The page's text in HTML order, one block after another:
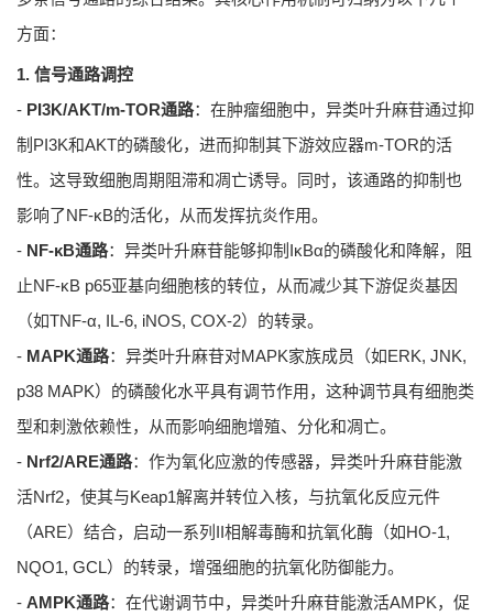
方面：
1. 信号通路调控
- PI3K/AKT/m-TOR通路：在肿瘤细胞中，异类叶升麻苷通过抑
制PI3K和AKT的磷酸化，进而抑制其下游效应器m-TOR的活
性。这导致细胞周期阻滞和凋亡诱导。同时，该通路的抑制也
影响了NF-κB的活化，从而发挥抗炎作用。
- NF-κB通路：异类叶升麻苷能够抑制IκBα的磷酸化和降解，阻
止NF-κB p65亚基向细胞核的转位，从而减少其下游促炎基因
（如TNF-α, IL-6, iNOS, COX-2）的转录。
- MAPK通路：异类叶升麻苷对MAPK家族成员（如ERK, JNK,
p38 MAPK）的磷酸化水平具有调节作用，这种调节具有细胞类
型和刺激依赖性，从而影响细胞增殖、分化和凋亡。
- Nrf2/ARE通路：作为氧化应激的传感器，异类叶升麻苷能激
活Nrf2，使其与Keap1解离并转位入核，与抗氧化反应元件
（ARE）结合，启动一系列II相解毒酶和抗氧化酶（如HO-1,
NQO1, GCL）的转录，增强细胞的抗氧化防御能力。
- AMPK通路：在代谢调节中，异类叶升麻苷能激活AMPK，促